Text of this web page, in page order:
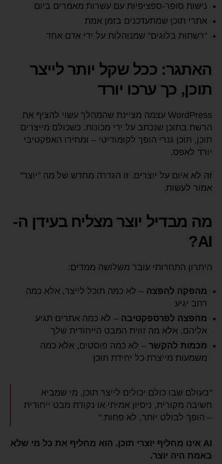
נישות סופר-ספציפיות עם עשרות מאמרים ביום
אתרי תוכן שמתעדכנים בזמן אמת
"רשתות בלוגים" שמנוהלות על ידי אדם אחד
האתגר: ככל שקל יותר לייצר
תוכן, כך ערכו יורד
WordPress עצמה מציינת שהמהלך עשוי להציף את
הרשת בתוכן שנכתב על ידי מכונות. כשכולם מייצרים
תוכן, תוכן גנרי הופך לקומודיטי – ומחירו האפקטיבי
יורד לאפס.
זה לא איום על יוצרים. זו הגדרה מחדש של מה "יוצר"
אמור לעשות.
מה מבדיל יוצר מצליח בעידן ה-
AI?
היתרון התחרותי עובר משלושה ממדים:
מהפקה להפצה – לא כמה תוכל לייצר, אלא כמה
רחב יגיע
מהפצה לפרספקטיבה – לא כמה אתרים תגיע
אליהם, אלא מה זווית המבט הייחודית שלך
מכמות להקשר – לא כמה פוסטים, אלא כמה
משמעות מייצרת כל יחידת תוכן
"בעולם שבו כולם יכולים לייצר תוכן, מי שמביא
חשיבה מקורית, ניסיון אמיתי או נקודת מבט ייחודית
– הופך לבולט יותר, לא פחות."
AI אינו מחליף יוצרי תוכן. הוא מחליף את כל מי שלא
באמת היה יוצר.